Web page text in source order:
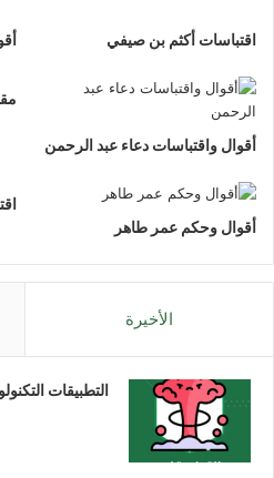
اقتباسات أكثم بن صيفي
أقوال واقتباسات دعاء عبد الرحمن
أقوال وحكم عمر طاهر
الأخيرة
التطبيقات